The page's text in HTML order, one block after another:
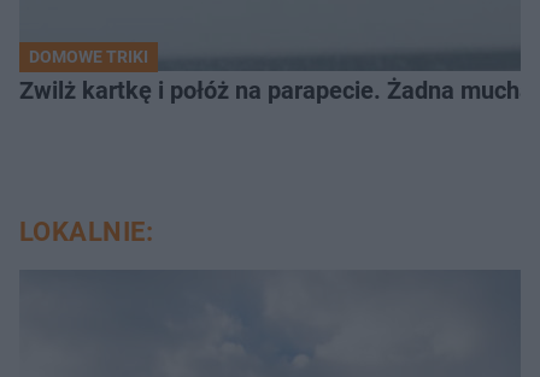
DOMOWE TRIKI
Zwilż kartkę i połóż na parapecie. Żadna
LOKALNIE: